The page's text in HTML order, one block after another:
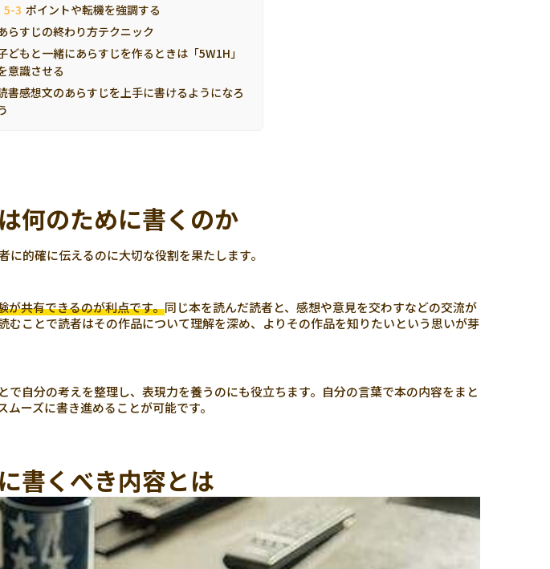
ポイントや転機を強調する
らすじの終わり方テクニック
どもと一緒にあらすじを作るときは「5W1H」
意識させる
書感想文のあらすじを上手に書けるようになろ
何のために書くのか
的確に伝えるのに大切な役割を果たします。
が共有できるのが利点です。同じ本を読んだ読者と、感想や意見を交わすなどの交流が
むことで読者はその作品について理解を深め、よりその作品を知りたいという思いが芽
で自分の考えを整理し、表現力を養うのにも役立ちます。自分の言葉で本の内容をまと
ーズに書き進めることが可能です。
書くべき内容とは